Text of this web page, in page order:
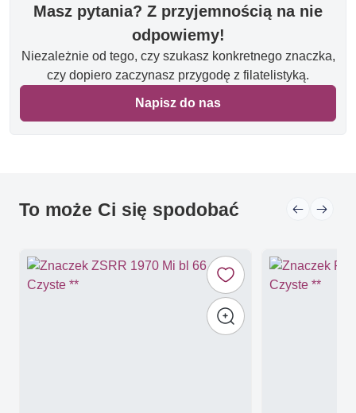
Masz pytania? Z przyjemnością na nie
odpowiemy!
Niezależnie od tego, czy szukasz konkretnego znaczka,
czy dopiero zaczynasz przygodę z filatelistyką.
Napisz do nas
To może Ci się spodobać